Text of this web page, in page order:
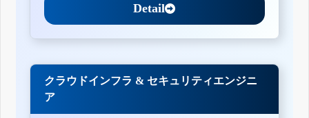
Detail
クラウドインフラ & セキュリティエンジニ
ア